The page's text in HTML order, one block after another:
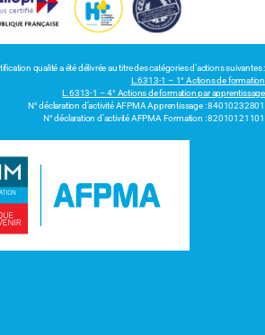
qualité a été délivrée au titre des catégories d’actions suivantes :
L.6313-1 – 1° Actions de formation
L.6313-1 – 4° Actions de formation par apprentissage
N° déclaration d’activité AFPMA Apprentissage : 84010232801
N° déclaration d’activité AFPMA Formation : 82010121101